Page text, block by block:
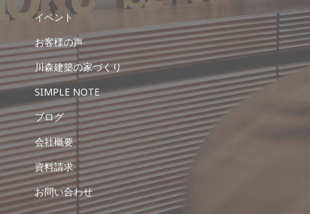
イベント
お客様の声
川森建築の家づくり
SIMPLE NOTE
ブログ
会社概要
資料請求
お問い合わせ